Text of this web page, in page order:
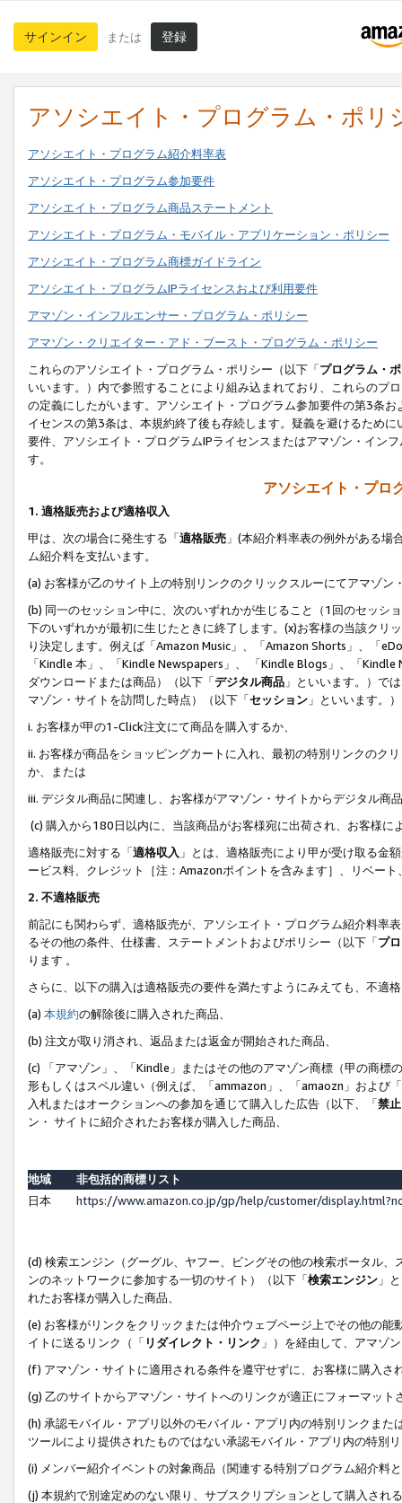
サインイン または 登録
アソシエイト・プログラム・ポリ
アソシエイト・プログラム紹介料率表
アソシエイト・プログラム参加要件
アソシエイト・プログラム商品ステートメント
アソシエイト・プログラム・モバイル・アプリケーション・ポリシー
アソシエイト・プログラム商標ガイドライン
アソシエイト・プログラムIPライセンスおよび利用要件
アマゾン・インフルエンサー・プログラム・ポリシー
アマゾン・クリエイター・アド・ブースト・プログラム・ポリシー
これらのアソシエイト・プログラム・ポリシー（以下「プログラム・
いいます。）内で参照することにより組み込まれており、これらのプ
の定義にしたがいます。アソシエイト・プログラム参加要件の第3条
イセンスの第3条は、本規約終了後も存続します。疑義を避けるため
要件、アソシエイト・プログラムIPライセンスまたはアマゾン・イン
す。
アソシエイト・プロ
1. 適格販売および適格収入
甲は、次の場合に発生する「適格販売 」(本紹介料率表の例外がある
ム紹介料を支払います。
(a) お客様が乙のサイト上の特別リンクのクリックスルーにてアマゾン
(b) 同一のセッション中に、次のいずれかが生じること（1回のセッシ
下のいずれかが最初に生じたときに終了します。(x)お客様の当該ク
り決定します。例えば「Amazon Music」、「Amazon Shorts」、「
「Kindle 本」、「Kindle Newspapers」、 「Kindle Blogs」、「
ダウンロードまたは商品）（以下「デジタル商品 」といいます。）で
マゾン・サイトを訪問した時点）（以下「セッション 」といいます。
i. お客様が甲の1-Click注文にて商品を購入するか、
ii. お客様が商品をショッピングカートに入れ、最初の特別リンクのク
か、または
iii. デジタル商品に関連し、お客様がアマゾン・サイトからデジタル
(c) 購入から180日以内に、当該商品がお客様宛に出荷され、お客様
適格販売に対する「適格収入 」とは、適格販売により甲が受け取る金
ービス料、クレジット［注：Amazonポイントを含みます］、リベー
2. 不適格販売
前記にも関わらず、適格販売が、アソシエイト・プログラム紹介料率
るその他の条件、仕様書、ステートメントおよびポリシー（以下「プ
ります 。
さらに、以下の購入は適格販売の要件を満たすようにみえても、不適
(a) 本規約の解除後に購入された商品、
(b) 注文が取り消され、返品または返金が開始された商品、
(c) 「アマゾン」、「Kindle」またはその他のアマゾン商標（甲の商
形もしくはスペル違い（例えば、「ammazon」、「amaozn」および
入札またはオークションへの参加を通じて購入した広告（以下、「禁
ン・ サイトに紹介されたお客様が購入した商品、
地域
非包括的商標リスト
日本
https://www.amazon.co.jp/gp/help/customer/
(d) 検索エンジン（グーグル、ヤフー、ビングその他の検索ポータル
ンのネットワークに参加する一切のサイト）（以下「検索エンジン 」
れたお客様が購入した商品、
(e) お客様がリンクをクリックまたは仲介ウェブページ上でその他の
イトに送るリンク（「 リダイレクト・リンク 」）を経由して、アマゾ
(f) アマゾン・サイトに適用される条件を遵守せずに、お客様に購入さ
(g) 乙のサイトからアマゾン・サイトへのリンクが適正にフォーマッ
(h) 承認モバイル・アプリ以外のモバイル・アプリ内の特別リンクま
ツールにより提供されたものではない承認モバイル・アプリ内の特別
(i) メンバー紹介イベントの対象商品（関連する特別プログラム紹介料
(j) 本規約で別途定めのない限り、サブスクリプションとして購入され